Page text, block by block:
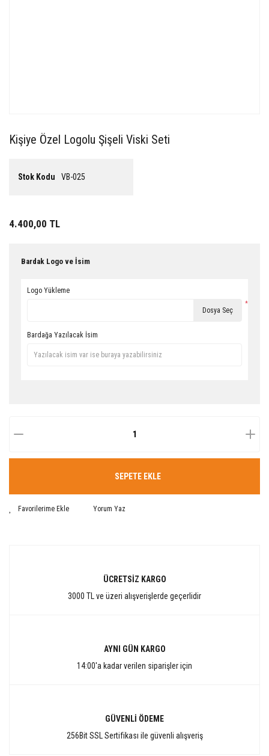
Kişiye Özel Logolu Şişeli Viski Seti
Stok Kodu VB-025
4.400,00 TL
Bardak Logo ve İsim
Logo Yükleme
Dosya Seç
*
Bardağa Yazılacak İsim
SEPETE EKLE
Yorum Yaz
ÜCRETSİZ KARGO
3000 TL ve üzeri alışverişlerde geçerlidir
AYNI GÜN KARGO
14:00'a kadar verilen siparişler için
GÜVENLİ ÖDEME
256Bit SSL Sertifikası ile güvenli alışveriş